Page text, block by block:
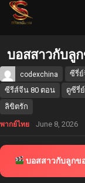
บอสสาวกับลู
codexchina ซีรี่
ซีรีส์จีน 80 ตอน
ดูซีรี่
ลิขิตรัก
พากย์ไทย June 8, 2026
บอสสาวกับลูกขอ